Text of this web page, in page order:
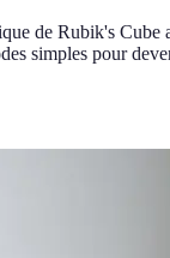
de Rubik's Cube
simples pour